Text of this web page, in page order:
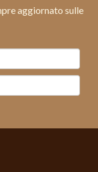
aggiornato sulle